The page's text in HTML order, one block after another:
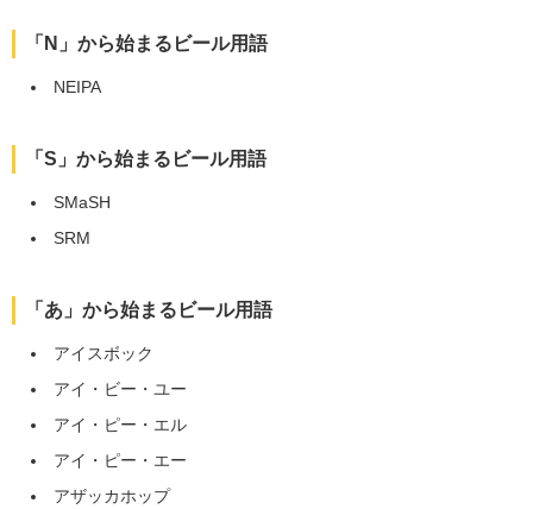
「N」から始まるビール用語
NEIPA
「S」から始まるビール用語
SMaSH
SRM
「あ」から始まるビール用語
アイスボック
アイ・ビー・ユー
アイ・ピー・エル
アイ・ピー・エー
アザッカホップ